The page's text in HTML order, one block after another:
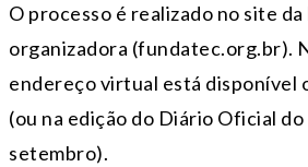
O processo é realizado no site da
organizadora (fundatec.org.br).
endereço virtual está disponível
(ou na edição do Diário Oficial
setembro).